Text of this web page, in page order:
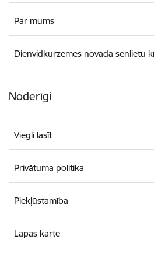
Par mums
Dienvidkurzemes novada senlietu
Noderīgi
Viegli lasīt
Privātuma politika
Piekļūstamība
Lapas karte